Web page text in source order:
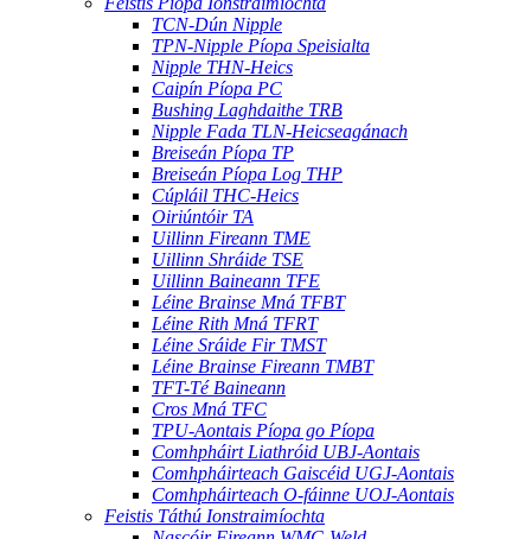
TCN-Dún Nipple
TPN-Nipple Píopa Speisialta
Nipple THN-Heics
Caipín Píopa PC
Bushing Laghdaithe TRB
Nipple Fada TLN-Heicseagánach
Breiseán Píopa TP
Breiseán Píopa Log THP
Cúpláil THC-Heics
Oiriúntóir TA
Uillinn Fireann TME
Uillinn Shráide TSE
Uillinn Baineann TFE
Léine Brainse Mná TFBT
Léine Rith Mná TFRT
Léine Sráide Fir TMST
Léine Brainse Fireann TMBT
TFT-Té Baineann
Cros Mná TFC
TPU-Aontais Píopa go Píopa
Comhpháirt Liathróid UBJ-Aontais
Comhpháirteach Gaiscéid UGJ-Aontais
Comhpháirteach O-fáinne UOJ-Aontais
Feistis Táthú Ionstraimíochta